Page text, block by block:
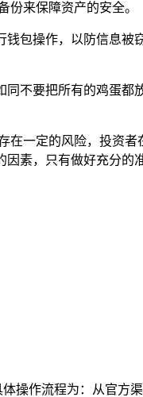
份来保障资产的安全。
包操作，以防信息
不要把所有的鸡蛋
一定的风险，投资
素，只有做好充分的
操作流程为：从官方